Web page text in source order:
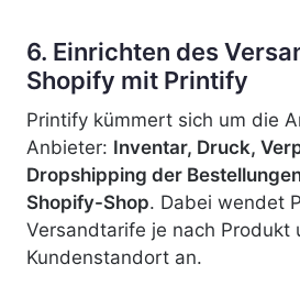
6. Einrichten des
Shopify mit Printify
Printify kümmert sich um die
Anbieter: Inventar, Druck,
Dropshipping der
Shopify-Shop. Dabei wendet
Versandtarife je nach Produkt
Kundenstandort an.